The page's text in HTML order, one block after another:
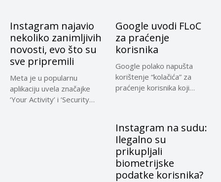
Instagram najavio
nekoliko zanimljivih
novosti, evo što su
sve pripremili
Meta je u popularnu
aplikaciju uvela značajke
‘Your Activity’ i ‘Security
Google uvodi FLoC
za praćenje
korisnika
Google polako napušta
korištenje “kolačića” za
praćenje korisnika koji
Instagram na sudu:
Ilegalno su
prikupljali
biometrijske
podatke korisnika?